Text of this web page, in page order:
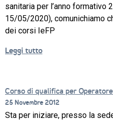
CORSI
sanitaria per l’anno formativo
15/05/2020), comunichiamo
dei corsi IeFP
Leggi tutto
Corso di qualifica per
25 Novembre 2012
Sta per iniziare, presso la